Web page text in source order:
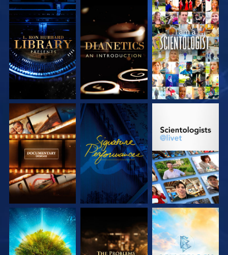
UTFORSKA
SERIEN
UTFORSKA
SERIEN
TITTA
UTFORSKA
SERIEN
TITTA
UTFORSKA
UTFORSKA
SERIEN
UTFORSKA
SERIEN
UTFORSKA
SERIEN